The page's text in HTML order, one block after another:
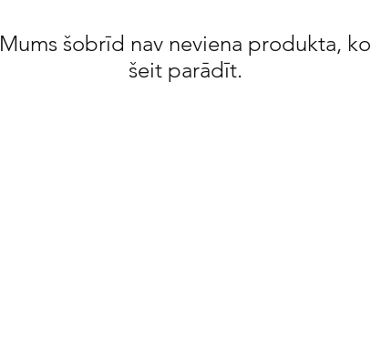
Mums šobrīd nav neviena produkta, ko
šeit parādīt.